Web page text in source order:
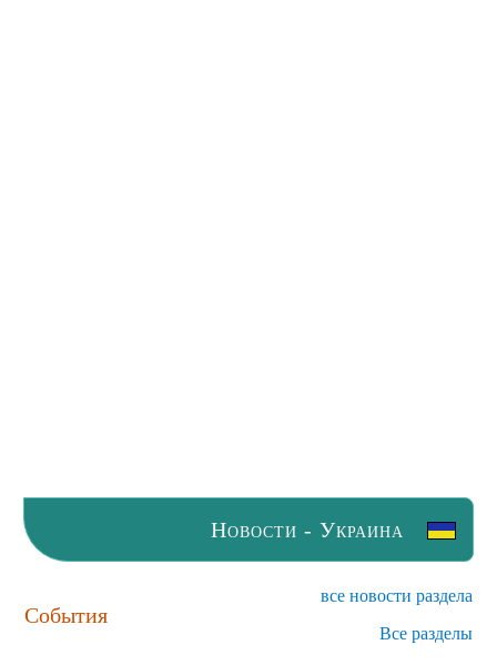
Новости - Украина
События
все новости раздела
Все разделы